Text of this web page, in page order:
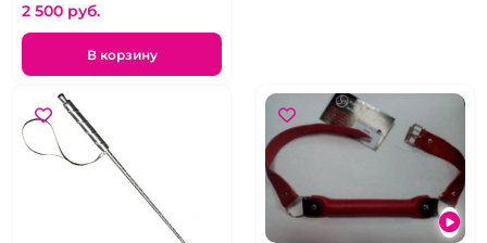
2 500 pуб.
В корзину